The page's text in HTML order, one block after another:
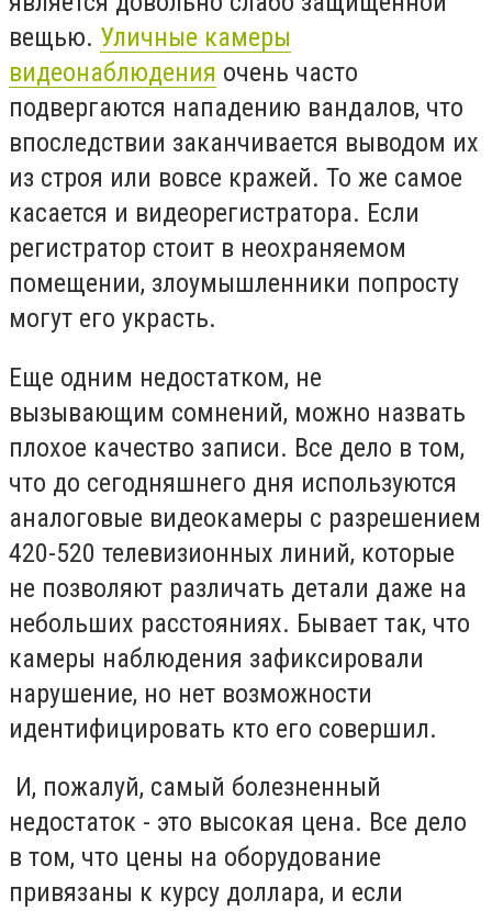
вещью. Уличные камеры
видеонаблюдения очень часто
подвергаются нападению вандалов, что
впоследствии заканчивается выводом их
из строя или вовсе кражей. То же самое
касается и видеорегистратора. Если
регистратор стоит в неохраняемом
помещении, злоумышленники попросту
могут его украсть.
Еще одним недостатком, не
вызывающим сомнений, можно назвать
плохое качество записи. Все дело в том,
что до сегодняшнего дня используются
аналоговые видеокамеры с разрешением
420-520 телевизионных линий, которые
не позволяют различать детали даже на
небольших расстояниях. Бывает так, что
камеры наблюдения зафиксировали
нарушение, но нет возможности
идентифицировать кто его совершил.
И, пожалуй, самый болезненный
недостаток - это высокая цена. Все дело
в том, что цены на оборудование
привязаны к курсу доллара, и если